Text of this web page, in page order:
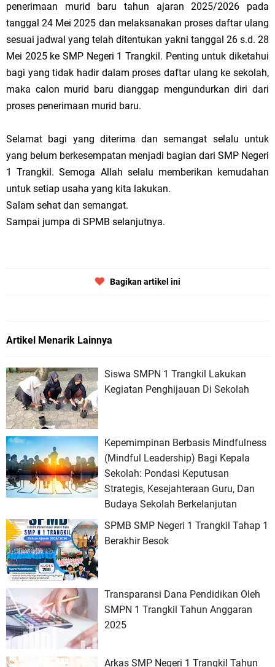
penerimaan murid baru tahun ajaran 2025/2026 pada
tanggal 24 Mei 2025 dan melaksanakan proses daftar ulang
sesuai jadwal yang telah ditentukan yakni tanggal 26 s.d. 28
Mei 2025 ke SMP Negeri 1 Trangkil. Penting untuk diketahui
bagi yang tidak hadir dalam proses daftar ulang ke sekolah,
maka calon murid baru dianggap mengundurkan diri dari
proses penerimaan murid baru.
Selamat bagi yang diterima dan semangat selalu untuk
yang belum berkesempatan menjadi bagian dari SMP Negeri
1 Trangkil. Semoga Allah selalu memberikan kemudahan
untuk setiap usaha yang kita lakukan.
Salam sehat dan semangat.
Sampai jumpa di SPMB selanjutnya.
Bagikan artikel ini
Artikel Menarik Lainnya
Siswa SMPN 1 Trangkil Lakukan
Kegiatan Penghijauan Di Sekolah
Kepemimpinan Berbasis Mindfulness
(Mindful Leadership) Bagi Kepala
Sekolah: Pondasi Keputusan
Strategis, Kesejahteraan Guru, Dan
Budaya Sekolah Berkelanjutan
SPMB SMP Negeri 1 Trangkil Tahap 1
Berakhir Besok
Transparansi Dana Pendidikan Oleh
SMPN 1 Trangkil Tahun Anggaran
2025
Arkas SMP Negeri 1 Trangkil Tahun